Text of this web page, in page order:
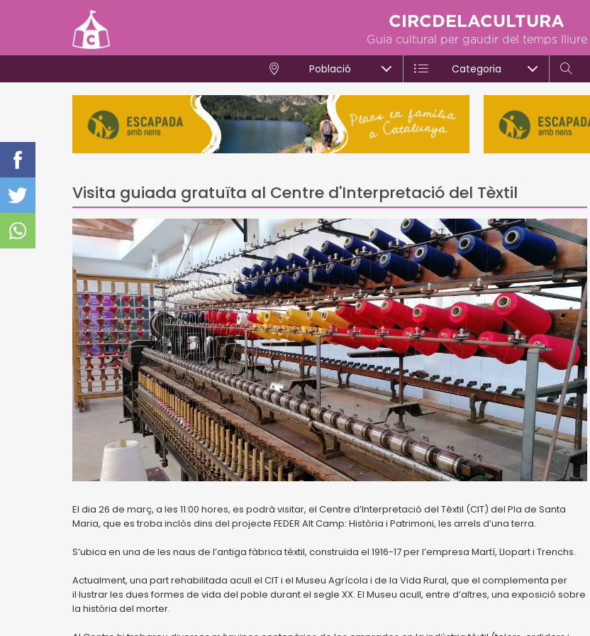
CIRCDELACULTURA
Guia cultural per gaudir del temps lliure
Població Categoria
Visita guiada gratuïta al Centre d'Interpretació del Tèxtil
El dia 26 de març, a les 11:00 hores, es podrà visitar, el Centre d’Interpretació del Tèxtil (CIT) del Pla de Santa
Maria, que es troba inclòs dins del projecte FEDER Alt Camp: Història i Patrimoni, les arrels d’una terra.
S’ubica en una de les naus de l’antiga fàbrica tèxtil, construïda el 1916-17 per l’empresa Martí, Llopart i Trenchs.
Actualment, una part rehabilitada acull el CIT i el Museu Agrícola i de la Vida Rural, que el complementa per
il·lustrar les dues formes de vida del poble durant el segle XX. El Museu acull, entre d’altres, una exposició sobre
la història del morter.